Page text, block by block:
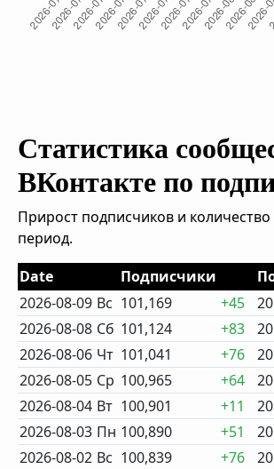
Статистика
ВКонтакте по
Прирост подписчиков и количество
период.
Date
Подписчики
2026-08-09 Вс 101,169 +45 20
2026-08-08 Сб 101,124 +83 20
2026-08-06 Чт 101,041 +76 20
2026-08-05 Ср 100,965 +64 20
2026-08-04 Вт 100,901 +11 20
2026-08-03 Пн 100,890 +51 20
2026-08-02 Вс 100,839 +76 20